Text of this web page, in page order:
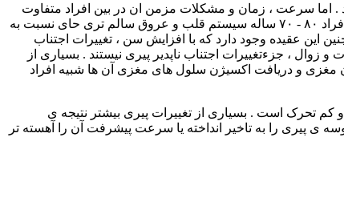
اما سرعت ، زمان و مشکلات مزمن ان در بین افراد متفاوت
است . برای مثال در بیشتر افراد مسن از ضربان قلب و کارایی آن کم شده و ظرفیت عملکردی سیستم قلب و عروق کم می شود .اما بعضی افراد ۸۰ - ۷۰ ساله سیستم قلب و عروق سالم تری حای نسبت به
این عقیده وجود دارد که با افزایش سن ، تغییرات اجتناب
، جزء‌تغییرات اجتناب ناپدیر پیری نیستند . بسیاری از
خون مغزی و دریافت اکسیژن سلول های مغزی آن ها شبیه افراد
کم تحرک است . بسیاری از تغییرات پیری بیشتر نتیجه ی
ی پیری را به تاخیر انداخته یا سرعت پیشرفت آن را آهسته تر